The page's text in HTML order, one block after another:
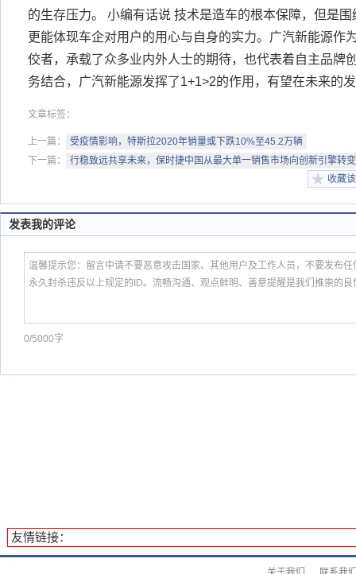
的生存压力。 小编有话说 技术是造车的根本保障，但是
更能体现车企对用户的用心与自身的实力。广汽新能源作
佼者，承载了众多业内外人士的期待，也代表着自主品牌
务结合，广汽新能源发挥了1+1>2的作用，有望在未来的
文章标签：
上一篇：
受疫情影响，特斯拉2020年销量或下跌10%至45.2万辆
下一篇：
行稳致远共享未来，保时捷中国从最大单一销售市场向创新引擎转变
收藏
发表我的评论
0/5000字
友情链接：